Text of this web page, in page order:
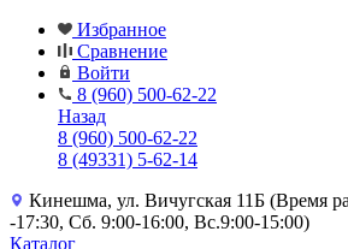
Избранное
Сравнение
Войти
8 (960) 500-62-22
Назад
8 (960) 500-62-22
8 (49331) 5-62-14
Кинешма, ул. Вичугская 11Б (Время
-17:30, Сб. 9:00-16:00, Вс.9:00-15:00)
Каталог